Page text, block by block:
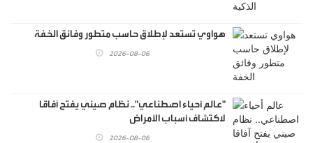
هواوي تستعد لإطلاق حاسب متطور وفائق الخفة
2026-08-06
"عالم أحياء اصطناعي".. نظام صيني يفتح آفاقا
لاكتشاف أسباب الأمراض
2026-08-06